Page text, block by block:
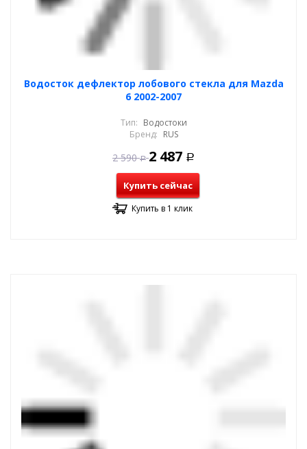
Водосток дефлектор лобового стекла для Mazda
6 2002-2007
Тип: Водостоки
Бренд: RUS
2 590 Р 2 487 Р
Купить сейчас
Купить в 1 клик